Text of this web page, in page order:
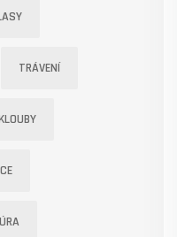
TRÁVENÍ